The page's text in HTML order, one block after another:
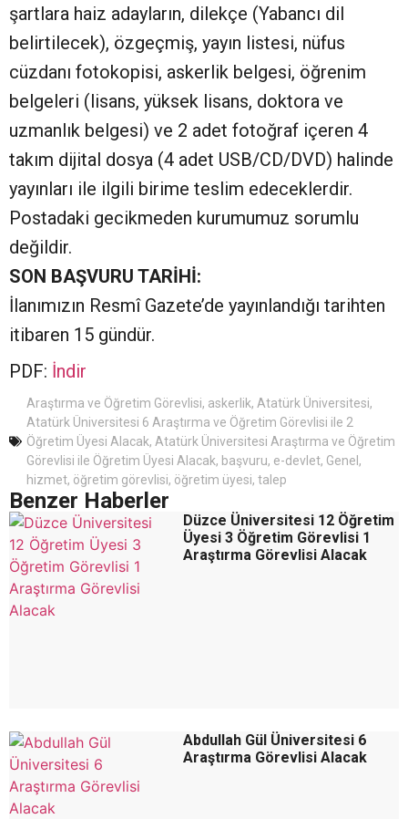
şartlara haiz adayların, dilekçe (Yabancı dil
belirtilecek), özgeçmiş, yayın listesi, nüfus
cüzdanı fotokopisi, askerlik belgesi, öğrenim
belgeleri (lisans, yüksek lisans, doktora ve
uzmanlık belgesi) ve 2 adet fotoğraf içeren 4
takım dijital dosya (4 adet USB/CD/DVD) halinde
yayınları ile ilgili birime teslim edeceklerdir.
Postadaki gecikmeden kurumumuz sorumlu
değildir.
SON BAŞVURU TARİHİ:
İlanımızın Resmî Gazete’de yayınlandığı tarihten
itibaren 15 gündür.
PDF: İndir
Araştırma ve Öğretim Görevlisi, askerlik, Atatürk Üniversitesi,
Atatürk Üniversitesi 6 Araştırma ve Öğretim Görevlisi ile 2
Öğretim Üyesi Alacak, Atatürk Üniversitesi Araştırma ve Öğretim
Görevlisi ile Öğretim Üyesi Alacak, başvuru, e-devlet, Genel ,
hizmet, öğretim görevlisi, öğretim üyesi, talep
Benzer Haberler
Düzce Üniversitesi 12 Öğretim
Üyesi 3 Öğretim Görevlisi 1
Araştırma Görevlisi Alacak
Abdullah Gül Üniversitesi 6
Araştırma Görevlisi Alacak